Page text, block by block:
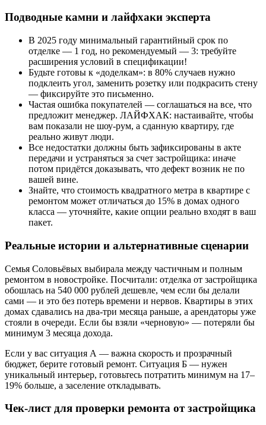
Подводные камни и лайфхаки эксперта
В 2025 году минимальный гарантийный срок по
отделке — 1 год, но рекомендуемый — 3: требуйте
расширения условий в спецификации!
Будьте готовы к «доделкам»: в 80% случаев нужно
подклеить угол, заменить розетку или подкрасить стену
— фиксируйте это письменно.
Частая ошибка покупателей — соглашаться на все, что
предложит менеджер. ЛАЙФХАК: настаивайте, чтобы
вам показали не шоу-рум, а сданную квартиру, где
реально живут люди.
Все недостатки должны быть зафиксированы в акте
передачи и устраняться за счет застройщика: иначе
потом придётся доказывать, что дефект возник не по
вашей вине.
Знайте, что стоимость квадратного метра в квартире с
ремонтом может отличаться до 15% в домах одного
класса — уточняйте, какие опции реально входят в ваш
пакет.
Реальные истории и альтернативные сценарии
Семья Соловьёвых выбирала между частичным и полным
ремонтом в новостройке. Посчитали: отделка от застройщика
обошлась на 540 000 рублей дешевле, чем если бы делали
сами — и это без потерь времени и нервов. Квартиры в этих
домах сдавались на два-три месяца раньше, а арендаторы уже
стояли в очереди. Если бы взяли «черновую» — потеряли бы
минимум 3 месяца дохода.
Если у вас ситуация А — важна скорость и прозрачный
бюджет, берите готовый ремонт. Ситуация Б — нужен
уникальный интерьер, готовьтесь потратить минимум на 17–
19% больше, а заселение откладывать.
Чек-лист для проверки ремонта от застройщика